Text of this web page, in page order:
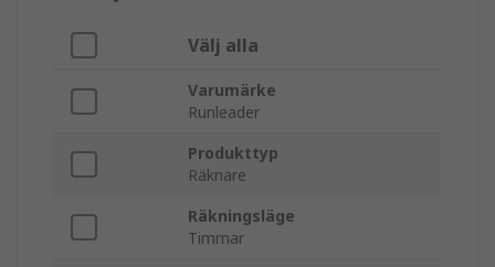
Välj alla
Varumärke
Runleader
Produkttyp
Räknare
Räkningsläge
Timmar